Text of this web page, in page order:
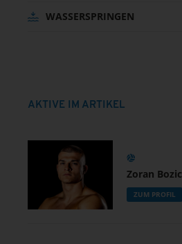
WASSERSPRINGEN
AKTIVE IM ARTIKEL
Zoran Bozic
ZUM PROFIL